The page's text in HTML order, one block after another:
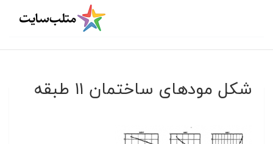
شکل مودهای ساختمان ۱۱ طبقه